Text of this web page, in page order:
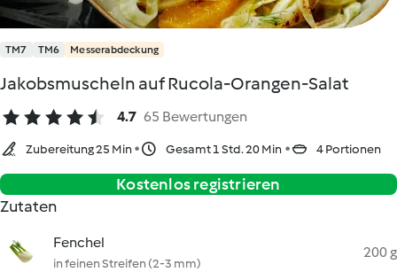
TM7 TM6 Messerabdeckung
Jakobsmuscheln auf Rucola-Orangen-Salat
4.7 65 Bewertungen
Zubereitung 25 Min Gesamt 1 Std. 20 Min 4 Portionen
Kostenlos registrieren
Zutaten
Fenchel
in feinen Streifen (2-3 mm)
200 g